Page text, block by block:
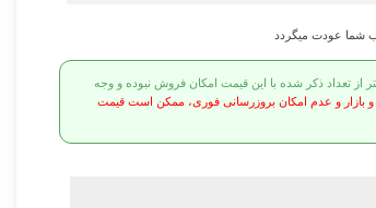
شما عودت میگردد
تعداد ذکر شده با این قیمت امکان فروش نبوده و وجه
و بازار و عدم امکان بروزرسانی فوری، ممکن است قیمت